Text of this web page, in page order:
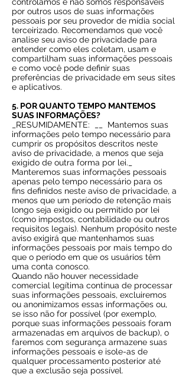
por outros usos de suas informações
pessoais por seu provedor de mídia social
terceirizado. Recomendamos que você
analise seu aviso de privacidade para
entender como eles coletam, usam e
compartilham suas informações pessoais
e como você pode definir suas
preferências de privacidade em seus sites
e aplicativos.
5. POR QUANTO TEMPO MANTEMOS
SUAS INFORMAÇÕES?
_RESUMIDAMENTE:
Mantemos suas
informações pelo tempo necessário para
cumprir os propósitos descritos neste
aviso de privacidade, a menos que seja
exigido de outra forma por lei._
Manteremos suas informações pessoais
apenas pelo tempo necessário para os
fins definidos neste aviso de privacidade, a
menos que um período de retenção mais
longo seja exigido ou permitido por lei
(como impostos, contabilidade ou outros
requisitos legais). Nenhum propósito neste
aviso exigirá que mantenhamos suas
informações pessoais por mais tempo do
que o período em que os usuários têm
uma conta conosco.
Quando não houver necessidade
comercial legítima contínua de processar
suas informações pessoais, excluiremos
ou anonimizamos essas informações ou,
se isso não for possível (por exemplo,
porque suas informações pessoais foram
armazenadas em arquivos de backup), o
faremos com segurança armazene suas
informações pessoais e isole-as de
qualquer processamento posterior até
que a exclusão seja possível.